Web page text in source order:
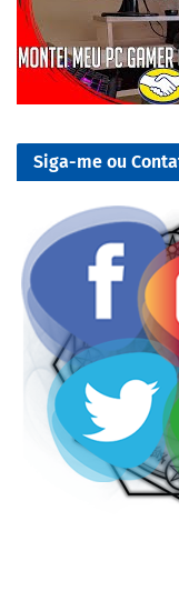
Siga-me ou